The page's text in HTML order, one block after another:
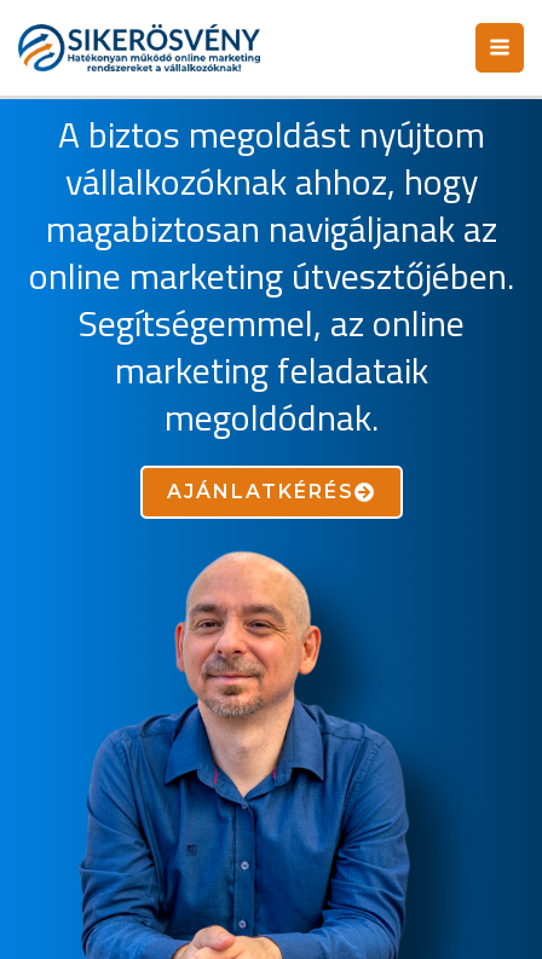
A biztos megoldást nyújtom
vállalkozóknak ahhoz, hogy
magabiztosan navigáljanak az
online marketing útvesztőjében.
Segítségemmel, az online
marketing feladataik
megoldódnak.
AJÁNLATKÉRÉS